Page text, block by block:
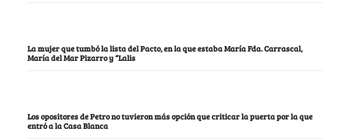
La mujer que tumbó la lista del Pacto, en la que estaba María Fda. Carrascal,
María del Mar Pizarro y “Lalis
Los opositores de Petro no tuvieron más opción que criticar la puerta por la que
entró a la Casa Blanca